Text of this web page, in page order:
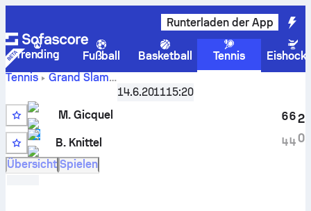
Runterladen der App
Trending Fußball Basketball Tennis
Tennis
Grand Slam
Wimbledon, London, Great Britain, Qualifying
Live-Punktestand und H2H-Ergebnisse für
gegen
Bastian Knittel
14.6.201115:20
12
M. Gicquel
B. Knittel
6
4
6
4
2
0
Übersicht Spielen